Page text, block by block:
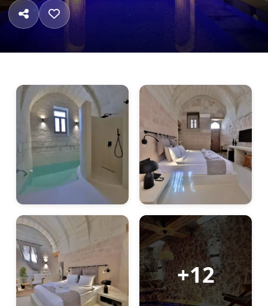
+12